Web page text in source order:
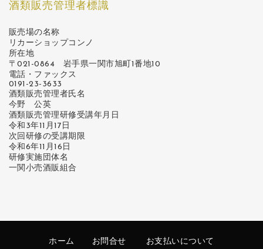
酒類販売管理者標識
販売場の名称
リカーショップコンノ
所在地
〒021-0864 岩手県一関市旭町1番地10
電話・ファックス
0191-23-3633
酒類販売管理者氏名
今野 公英
酒類販売管理研修受講年月日
令和3年11月17日
次回研修の受講期限
令和6年11月16日
研修実施団体名
一関小売酒販組合
ホーム お問合せ お支払いについて